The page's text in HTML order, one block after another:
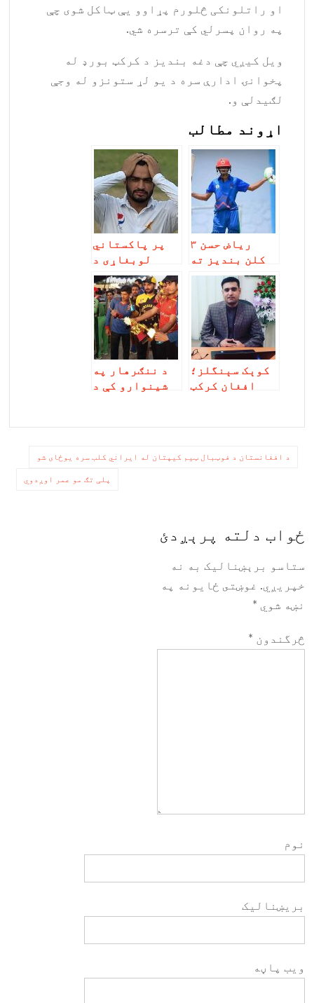
او راتلونکی څلورم پړاوو يې ټاکل شوی چې
په روان پسرلي کې ترسره شي.
ویل کیږي چې دغه بندیز د کرکټ بورډ له
پخوانۍ ادارې سره د یو لړ ستونزو له وجې
لګیدلې و.
اړوند مطالب
ریاض حسن ۳
کلن بندیز ته
غاړه کښېښوده
پر پاکستاني
لوبغاړی د
درغلیو په
خاطر بندیز
ولګېد
کوېک سېنگلز؛
افغان کرکټ
د ننګرهار په
شینوارو کې د
ليکنه
د افغانستان د فوټبال ټیم کیپتان له ایراني کلب سره یوځای شو
پلی تګ مو عمر اوږدوي
ځواب دلته پرېږدئ
ستاسو برېښناليک به نه
خپريږي. غوښتى ځایونه په
نښه شوي *
څرگندون *
نوم
بریښنالیک
ویب پاڼه